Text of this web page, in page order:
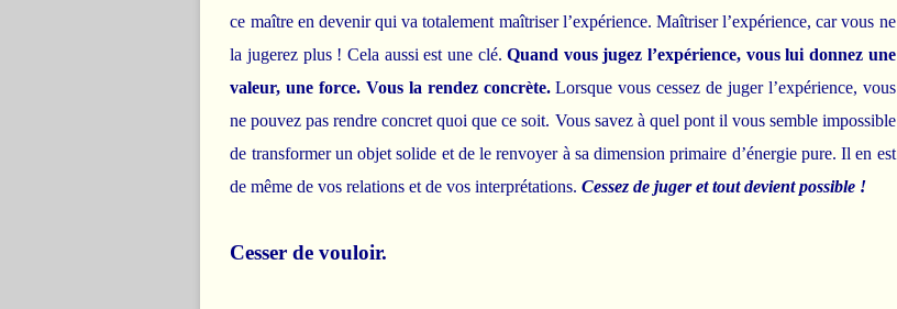
ce maître en devenir qui va totalement maîtriser l’expérience. Maîtriser l’expérience, car vous ne
la jugerez plus ! Cela aussi est une clé.Quand vous jugez l’expérience, vous lui donnez une
valeur, une force. Vous la rendez concrète.Lorsque vous cessez de juger l’expérience, vous
ne pouvez pas rendre concret quoi que ce soit. Vous savez à quel pont il vous semble impossible
de transformer un objet solide et de le renvoyer à sa dimension primaire d’énergie pure. Il en est
de même de vos relations et de vos interprétations.Cessez de juger et tout devient possible !
Cesser de vouloir.